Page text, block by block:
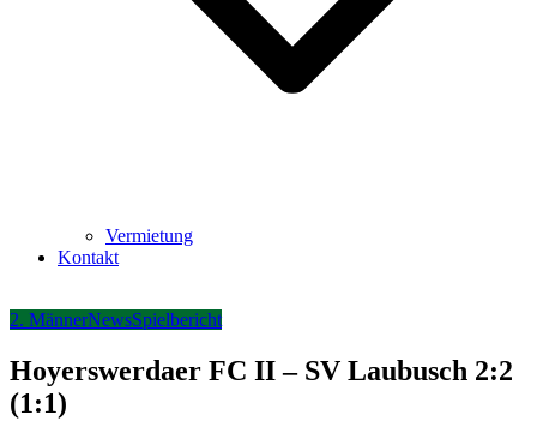
Vermietung
Kontakt
2. MännerNewsSpielbericht
Hoyerswerdaer FC II – SV Laubusch 2:2
(1:1)